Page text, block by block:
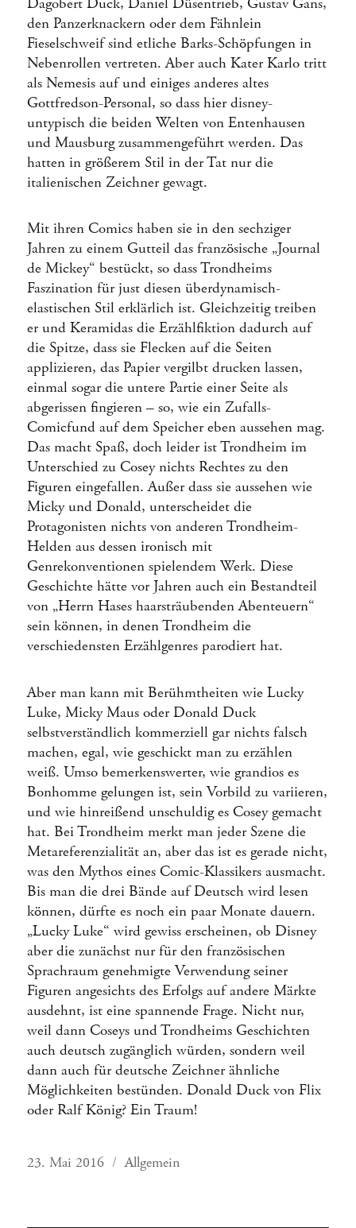
den Panzerknackern oder dem Fähnlein
Fieselschweif sind etliche Barks-Schöpfungen in
Nebenrollen vertreten. Aber auch Kater Karlo tritt
als Nemesis auf und einiges anderes altes
Gottfredson-Personal, so dass hier disney-
untypisch die beiden Welten von Entenhausen
und Mausburg zusammengeführt werden. Das
hatten in größerem Stil in der Tat nur die
italienischen Zeichner gewagt.
Mit ihren Comics haben sie in den sechziger
Jahren zu einem Gutteil das französische „Journal
de Mickey“ bestückt, so dass Trondheims
Faszination für just diesen überdynamisch-
elastischen Stil erklärlich ist. Gleichzeitig treiben
er und Keramidas die Erzählfiktion dadurch auf
die Spitze, dass sie Flecken auf die Seiten
applizieren, das Papier vergilbt drucken lassen,
einmal sogar die untere Partie einer Seite als
abgerissen fingieren – so, wie ein Zufalls-
Comicfund auf dem Speicher eben aussehen mag.
Das macht Spaß, doch leider ist Trondheim im
Unterschied zu Cosey nichts Rechtes zu den
Figuren eingefallen. Außer dass sie aussehen wie
Micky und Donald, unterscheidet die
Protagonisten nichts von anderen Trondheim-
Helden aus dessen ironisch mit
Genrekonventionen spielendem Werk. Diese
Geschichte hätte vor Jahren auch ein Bestandteil
von „Herrn Hases haarsträubenden Abenteuern“
sein können, in denen Trondheim die
verschiedensten Erzählgenres parodiert hat.
Aber man kann mit Berühmtheiten wie Lucky
Luke, Micky Maus oder Donald Duck
selbstverständlich kommerziell gar nichts falsch
machen, egal, wie geschickt man zu erzählen
weiß. Umso bemerkenswerter, wie grandios es
Bonhomme gelungen ist, sein Vorbild zu variieren,
und wie hinreißend unschuldig es Cosey gemacht
hat. Bei Trondheim merkt man jeder Szene die
Metareferenzialität an, aber das ist es gerade nicht,
was den Mythos eines Comic-Klassikers ausmacht.
Bis man die drei Bände auf Deutsch wird lesen
können, dürfte es noch ein paar Monate dauern.
„Lucky Luke“ wird gewiss erscheinen, ob Disney
aber die zunächst nur für den französischen
Sprachraum genehmigte Verwendung seiner
Figuren angesichts des Erfolgs auf andere Märkte
ausdehnt, ist eine spannende Frage. Nicht nur,
weil dann Coseys und Trondheims Geschichten
auch deutsch zugänglich würden, sondern weil
dann auch für deutsche Zeichner ähnliche
Möglichkeiten bestünden. Donald Duck von Flix
oder Ralf König? Ein Traum!
Veröffentlicht
23. Mai 2016 Kategorien
Allgemein